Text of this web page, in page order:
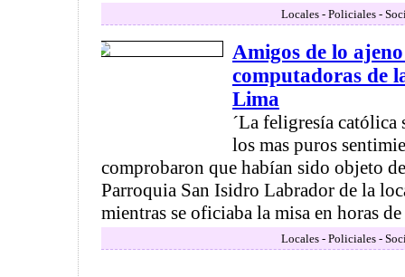
Locales - Policiales -
Amigos de lo
computadoras de
Lima
´La feligresía
los mas puros
comprobaron que habían sido objeto
Parroquia San Isidro Labrador de la
mientras se oficiaba la misa en horas
Locales - Policiales -